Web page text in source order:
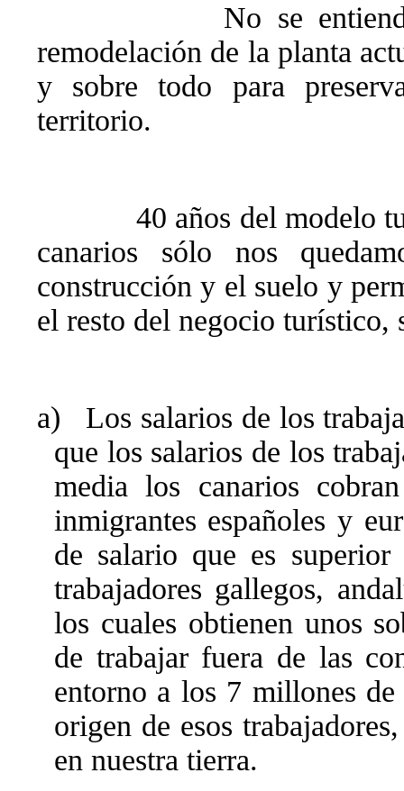
No se
remodelación de la planta
y sobre todo para
territorio.
40 años del modelo
canarios sólo nos
construcción y el suelo y
el resto del negocio turístico,
a)
Los salarios de los
que los salarios de los
media los canarios
inmigrantes españoles y
de salario que es
trabajadores gallegos,
los cuales obtienen unos
de trabajar fuera de las
entorno a los 7 millones
origen de esos
en nuestra tierra.